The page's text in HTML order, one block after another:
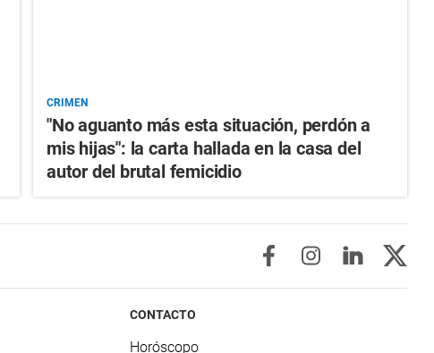
CRIMEN
"No aguanto más esta situación, perdón a
mis hijas": la carta hallada en la casa del
autor del brutal femicidio
CONTACTO
Horóscopo